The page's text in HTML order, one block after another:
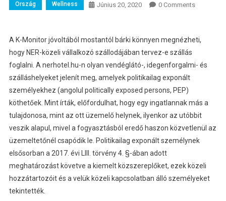
Ország Wellness Június 20, 2020 0 Comments
A K-Monitor jóvoltából mostantól bárki könnyen megnézheti,
hogy NER-közeli vállalkozó szállodájában tervez-e szállás
foglalni. A nerhotel.hu-n olyan vendéglátó-, idegenforgalmi- és
szálláshelyeket jelenít meg, amelyek politikailag exponált
személyekhez (angolul politically exposed persons, PEP)
köthetőek. Mint írták, előfordulhat, hogy egy ingatlannak más a
tulajdonosa, mint az ott üzemelő helynek, ilyenkor az utóbbit
veszik alapul, mivel a fogyasztásból eredő haszon közvetlenül az
üzemeltetőnél csapódik le. Politikailag exponált személynek
elsősorban a 2017. évi LIII. törvény 4. §-ában adott
meghatározást követve a kiemelt közszereplőket, ezek közeli
hozzátartozóit és a velük közeli kapcsolatban álló személyeket
tekintették.